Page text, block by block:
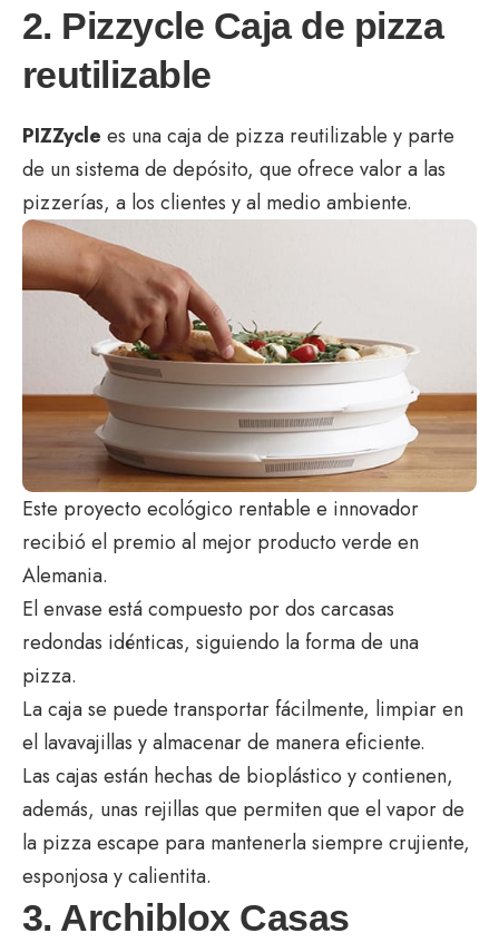
2. Pizzycle Caja de pizza
reutilizable
PIZZycle es una caja de pizza reutilizable y parte
de un sistema de depósito, que ofrece valor a las
pizzerías, a los clientes y al medio ambiente.
Este proyecto ecológico rentable e innovador
recibió el premio al mejor producto verde en
Alemania.
El envase está compuesto por dos carcasas
redondas idénticas, siguiendo la forma de una
pizza.
La caja se puede transportar fácilmente, limpiar en
el lavavajillas y almacenar de manera eficiente.
Las cajas están hechas de bioplástico y contienen,
además, unas rejillas que permiten que el vapor de
la pizza escape para mantenerla siempre crujiente,
esponjosa y calientita.
3. Archiblox Casas